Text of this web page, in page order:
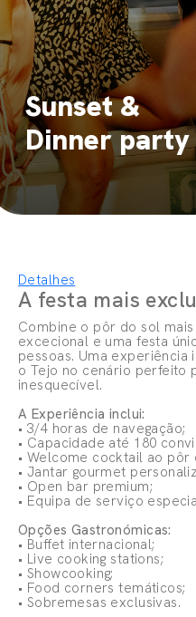
Sunset &
Dinner party
Detalhes
A festa mais
Combine o pôr do sol
excecional e uma festa
pessoas. Uma
o Tejo no cenário perfeito
inesquecível.
A Experiência inclui:
• 3/4 horas de navegação;
• Capacidade até 180
• Welcome cocktail ao pôr
• Jantar gourmet
• Open bar premium;
• Equipa de serviço
Opções Gastronómicas:
• Buffet internacional;
• Live cooking stations;
• Showcooking;
• Food corners temáticos;
• Sobremesas exclusivas.